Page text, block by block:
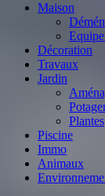
Maison
Décoration
Travaux
Jardin
Plantes
Piscine
Immo
Animaux